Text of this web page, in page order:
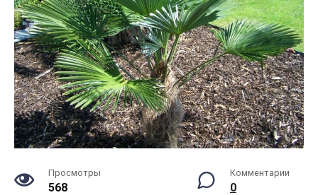
Просмотры
568
Комментарии
0